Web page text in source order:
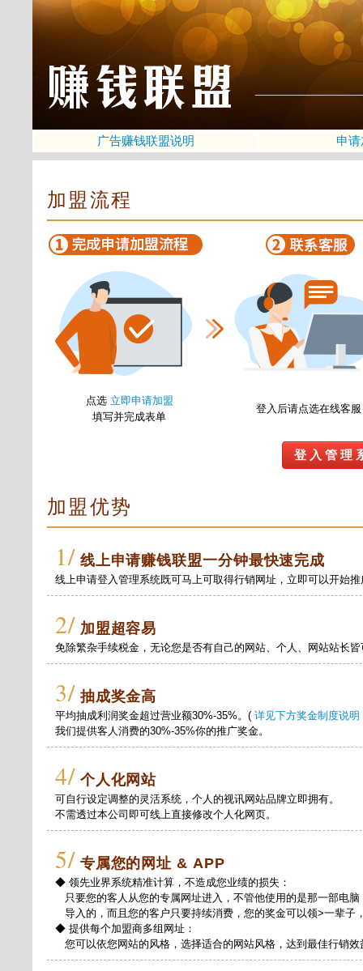
广告赚钱联盟说明 申
加盟流程
点选 立即申请加盟
填写并完成表单
登入后请点选在线客服
登 入 管 理
加盟优势
1/ 线上申请赚钱联盟一分钟最快速完成
线上申请登入管理系统既可马上可取得行销网址，立即可以开始
2/ 加盟超容易
免除繁杂手续税金，无论您是否有自己的网站、个人、网站站长
3/ 抽成奖金高
平均抽成利润奖金超过营业额30%-35%。( 详见下方奖金制度说明
我们提供客人消费的30%-35%你的推广奖金。
4/ 个人化网站
可自行设定调整的灵活系统，个人的视讯网站品牌立即拥有。
不需透过本公司即可线上直接修改个人化网页。
5/ 专属您的网址 & APP
◆ 领先业界系统精准计算，不造成您业绩的损失：
只要您的客人从您的专属网址进入，不管他使用的是那一部电
导入的，而且您的客户只要持续消费，您的奖金可以领>一辈子
◆ 提供每个加盟商多组网址：
您可以依您网站的风格，选择适合的网站风格，达到最佳行销效